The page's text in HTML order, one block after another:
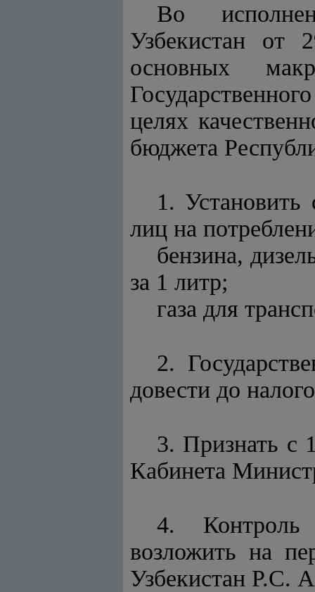
Во
Узбекистан от
основных
целях
бюджета
1. Установить
лиц на
бензина,
за 1 литр;
газа для
2.
довести до
3. Признать с
Кабинета
4. Контроль
возложить на
Узбекистан Р.С.